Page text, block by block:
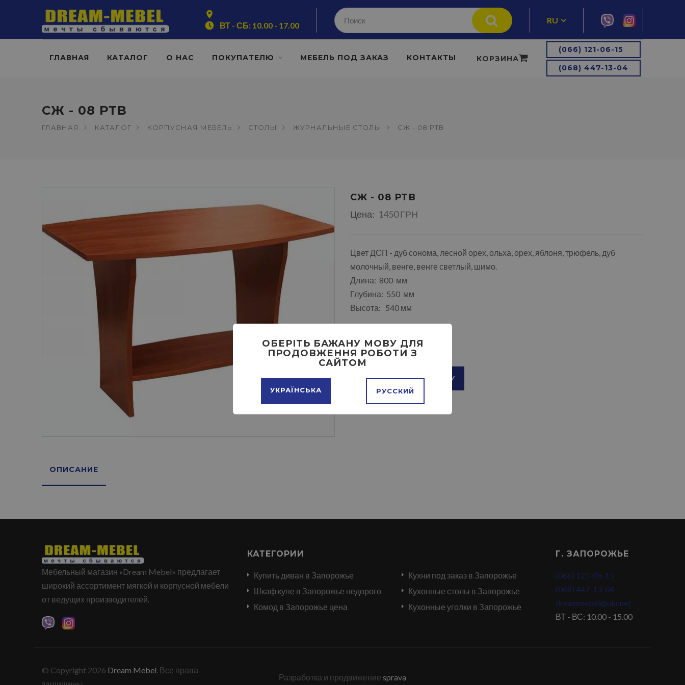
ВТ - СБ: 10.00 - 17.00
RU
ГЛАВНАЯ КАТАЛОГ О НАС ПОКУПАТЕЛЮ МЕБЕЛЬ ПОД ЗАКАЗ КОНТАКТЫ
(066) 121-06-15
(068) 447-13-04
КОРЗИНА
СЖ - 08 РТВ
ГЛАВНАЯ КАТАЛОГ КОРПУСНАЯ МЕБЕЛЬ СТОЛЫ ЖУРНАЛЬНЫЕ СТОЛЫ СЖ - 08 РТВ
СЖ - 08 РТВ
Цена: 1450 ГРН
Цвет ДСП - дуб сонома, лесной орех, ольха, орех, яблоня, трюфель, дуб
молочный, венге, венге светлый, шимо.
Длина: 800 мм
Глубина: 550 мм
Высота: 540 мм
ДОБАВИТЬ В КОРЗИНУ
ОПИСАНИЕ
Мебельный магазин «Dream Mebel» предлагает
широкий ассортимент мягкой и корпусной мебели
от ведущих производителей.
КАТЕГОРИИ
Купить диван в Запорожье
Шкаф купе в Запорожье недорого
Комод в Запорожье цена
Кухни под заказ в Запорожье
Кухонные столы в Запорожье
Кухонные уголки в Запорожье
Г. ЗАПОРОЖЬЕ
(066) 121-06-15
(068) 447-13-04
dreammebel@ukr.net
ВТ - ВС: 10.00 - 15.00
© Copyright 2026 Dream Mebel. Все права
Разработка и продвижение sprava
ОБЕРІТЬ БАЖАНУ МОВУ ДЛЯ
ПРОДОВЖЕННЯ РОБОТИ З
САЙТОМ
УКРАЇНСЬКА РУССКИЙ